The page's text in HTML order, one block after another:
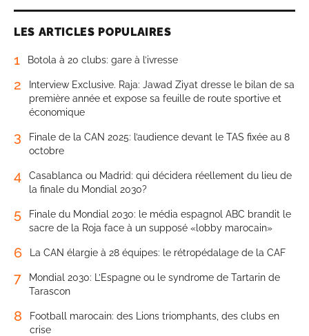
LES ARTICLES POPULAIRES
1 Botola à 20 clubs: gare à l’ivresse
2
Interview Exclusive. Raja: Jawad Ziyat dresse le bilan de sa
première année et expose sa feuille de route sportive et
économique
3
Finale de la CAN 2025: l’audience devant le TAS fixée au 8
octobre
4
Casablanca ou Madrid: qui décidera réellement du lieu de
la finale du Mondial 2030?
5
Finale du Mondial 2030: le média espagnol ABC brandit le
sacre de la Roja face à un supposé «lobby marocain»
6 La CAN élargie à 28 équipes: le rétropédalage de la CAF
7
Mondial 2030: L’Espagne ou le syndrome de Tartarin de
Tarascon
8
Football marocain: des Lions triomphants, des clubs en
crise